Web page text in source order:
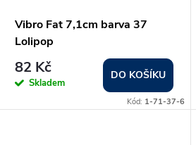
Vibro Fat 7,1cm barva 37
Lolipop
82 Kč
Skladem
DO KOŠÍKU
Kód: 1-71-37-6